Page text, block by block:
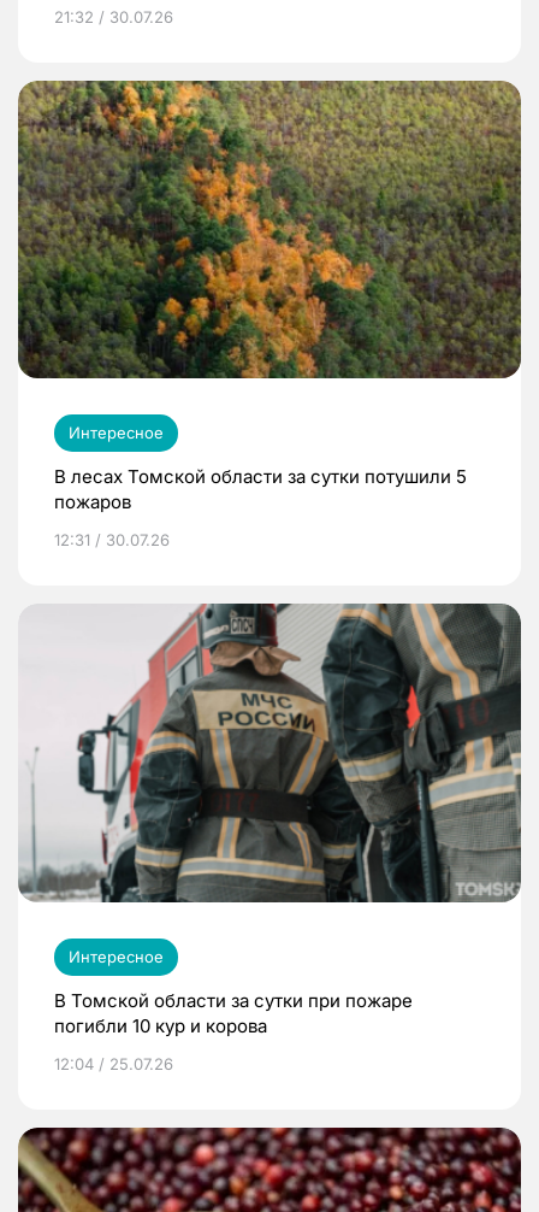
21:32 / 30.07.26
Интересное
В лесах Томской области за сутки потушили 5
пожаров
12:31 / 30.07.26
Интересное
В Томской области за сутки при пожаре
погибли 10 кур и корова
12:04 / 25.07.26